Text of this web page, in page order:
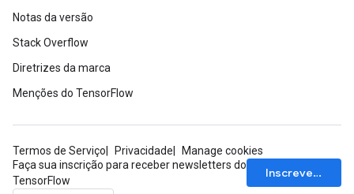
Notas da versão
Stack Overflow
Diretrizes da marca
Menções do TensorFlow
Termos de Serviço Privacidade
Manage cookies
Faça sua inscrição para receber newsletters do
TensorFlow
Inscrever-se